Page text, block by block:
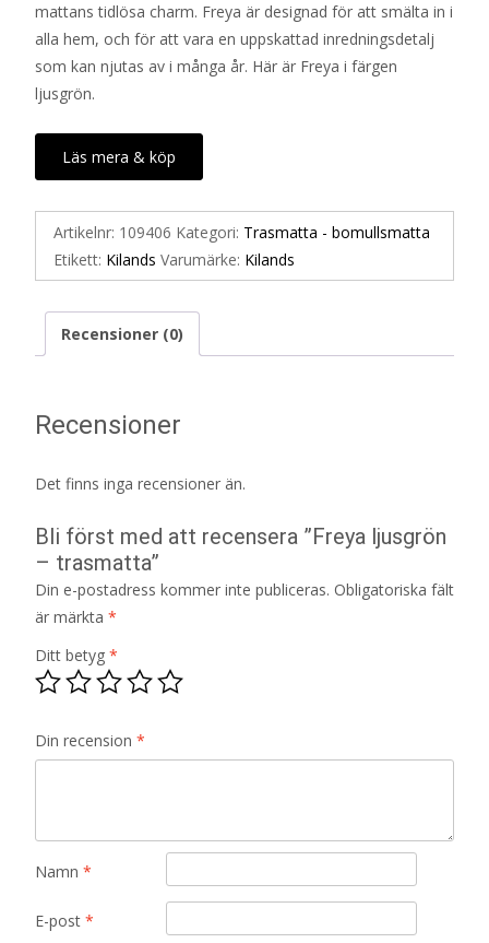
mattans tidlösa charm. Freya är designad för att smälta in i
alla hem, och för att vara en uppskattad inredningsdetalj
som kan njutas av i många år. Här är Freya i färgen
ljusgrön.
Läs mera & köp
Artikelnr: 109406 Kategori: Trasmatta - bomullsmatta
Etikett: Kilands Varumärke: Kilands
Recensioner (0)
Recensioner
Det finns inga recensioner än.
Bli först med att recensera ”Freya ljusgrön
– trasmatta”
Din e-postadress kommer inte publiceras. Obligatoriska fält
är märkta *
Ditt betyg *
Din recension *
Namn *
E-post *